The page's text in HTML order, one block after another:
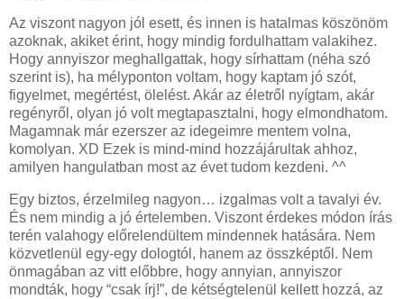
Az viszont nagyon jól esett, és innen is hatalmas köszönöm
azoknak, akiket érint, hogy mindig fordulhattam valakihez.
Hogy annyiszor meghallgattak, hogy sírhattam (néha szó
szerint is), ha mélyponton voltam, hogy kaptam jó szót,
figyelmet, megértést, ölelést. Akár az életről nyígtam, akár
regényről, olyan jó volt megtapasztalni, hogy elmondhatom.
Magamnak már ezerszer az idegeimre mentem volna,
komolyan. XD Ezek is mind-mind hozzájárultak ahhoz,
amilyen hangulatban most az évet tudom kezdeni. ^^
Egy biztos, érzelmileg nagyon… izgalmas volt a tavalyi év.
És nem mindig a jó értelemben. Viszont érdekes módon írás
terén valahogy előrelendültem mindennek hatására. Nem
közvetlenül egy-egy dologtól, hanem az összképtől. Nem
önmagában az vitt előbbre, hogy annyian, annyiszor
mondták, hogy “csak írj!”, de kétségtelenül kellett hozzá, az